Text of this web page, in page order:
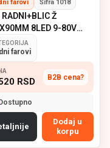
farovi Šifra 1018
RADNI+BLIC Ž
8LED 9-80V
farovi
RSD B2B cena?
Dostupno
Dodaj u
korpu